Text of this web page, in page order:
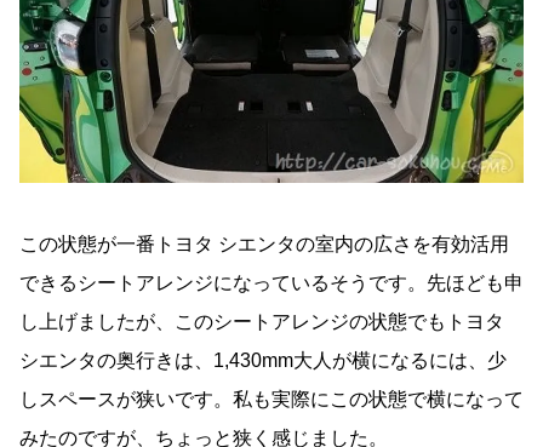
この状態が一番トヨタ シエンタの室内の広さを有効活用
できるシートアレンジになっているそうです。先ほども申
し上げましたが、このシートアレンジの状態でもトヨタ
シエンタの奥行きは、1,430mm大人が横になるには、少
しスペースが狭いです。私も実際にこの状態で横になって
みたのですが、ちょっと狭く感じました。